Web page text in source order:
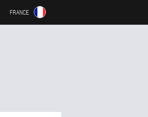
FRANCE